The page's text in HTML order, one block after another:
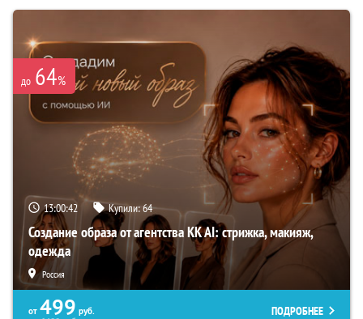
до 64%
13:00:42 Купили:64
Создание образа от агентства KK AI: стрижка, макияж,
одежда
Россия
от 499 руб.
ПОДРОБНЕЕ